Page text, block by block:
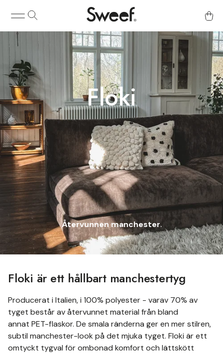
Floki
Återvunnenmanchester.
Floki är ett hållbart manchestertyg
Producerat i Italien, i 100% polyester - varav 70% av
tyget består av återvunnet material från bland
annat PET-flaskor. De smala ränderna ger en mer stilren,
subtil manchester-look på det mjuka tyget. Floki är ett
omtyckt tygval för ombonad komfort och lättskött